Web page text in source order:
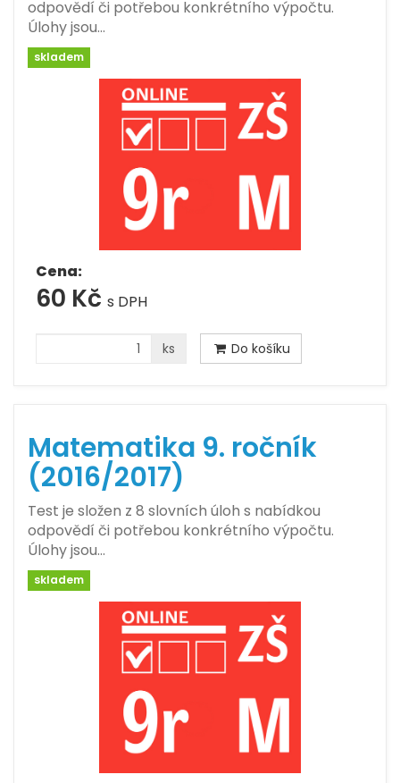
odpovědí či potřebou konkrétního výpočtu.
Úlohy jsou…
skladem
Cena:
60 Kč s DPH
ks Do košíku
Matematika 9. ročník
(2016/2017)
Test je složen z 8 slovních úloh s nabídkou
odpovědí či potřebou konkrétního výpočtu.
Úlohy jsou…
skladem